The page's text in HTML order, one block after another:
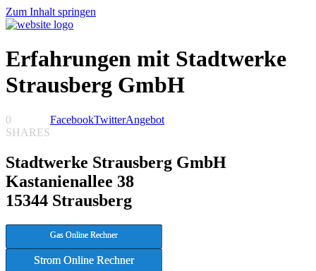
Zum Inhalt springen
Erfahrungen mit Stadtwerke
Strausberg GmbH
0
SHARES
FacebookTwitterAngebot
Stadtwerke Strausberg GmbH
Kastanienallee 38
15344 Strausberg
Gas Online Rechner
Strom Online Rechner